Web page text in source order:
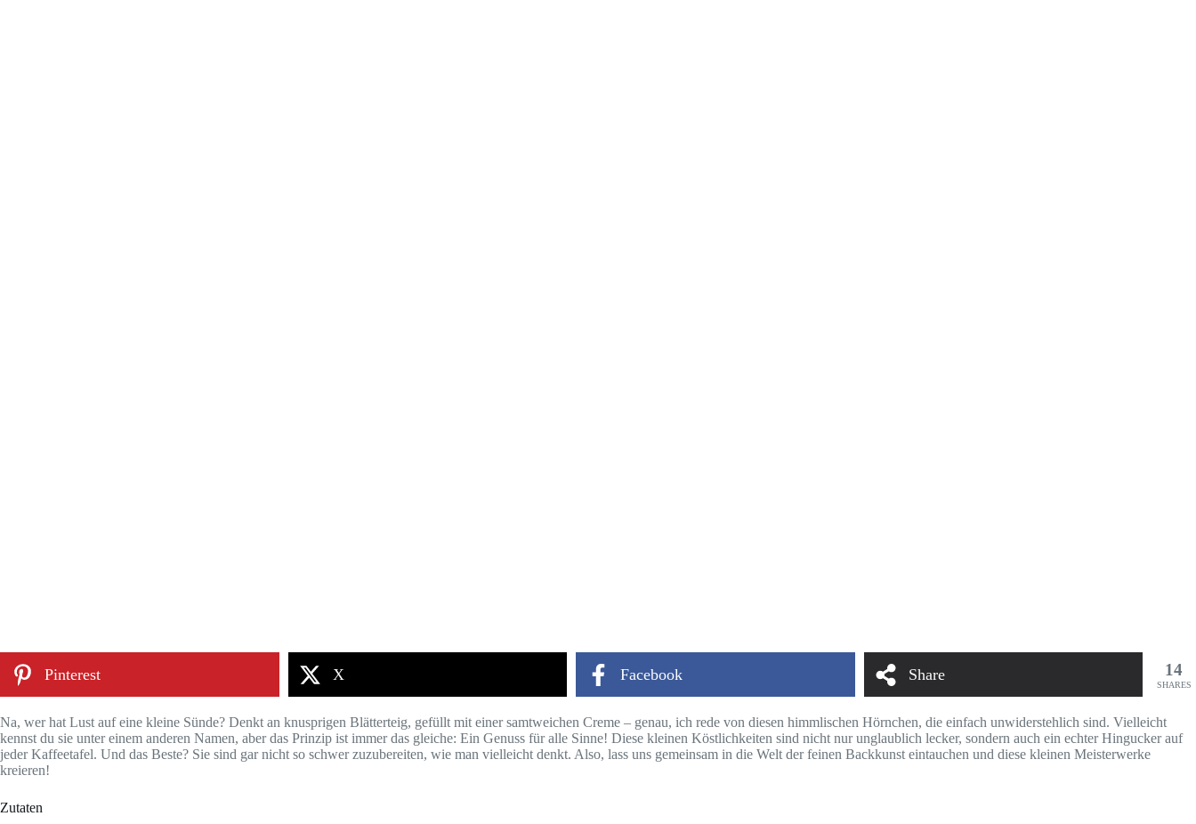
Pinterest X Facebook Share 14
SHARES
Na, wer hat Lust auf eine kleine Sünde? Denkt an knusprigen Blätterteig, gefüllt mit einer samtweichen Creme – genau, ich rede von diesen himmlischen Hörnchen, die einfach unwiderstehlich sind. Vielleicht
kennst du sie unter einem anderen Namen, aber das Prinzip ist immer das gleiche: Ein Genuss für alle Sinne! Diese kleinen Köstlichkeiten sind nicht nur unglaublich lecker, sondern auch ein echter Hingucker auf
jeder Kaffeetafel. Und das Beste? Sie sind gar nicht so schwer zuzubereiten, wie man vielleicht denkt. Also, lass uns gemeinsam in die Welt der feinen Backkunst eintauchen und diese kleinen Meisterwerke
kreieren!
Zutaten